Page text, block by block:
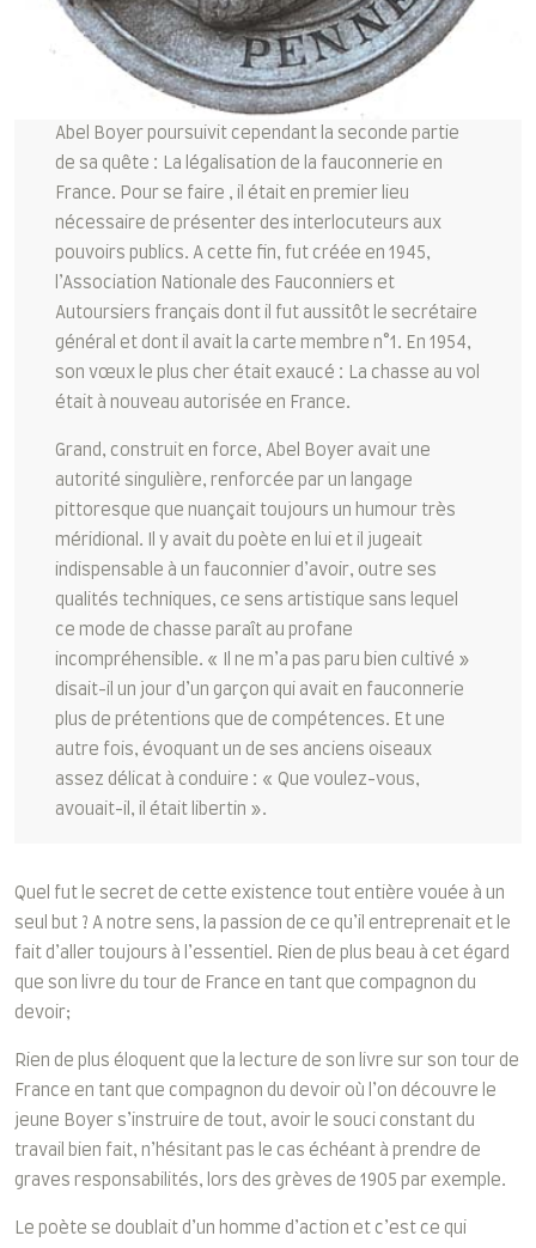
Abel Boyer poursuivit cependant la seconde partie
de sa quête : La légalisation de la fauconnerie en
France. Pour se faire , il était en premier lieu
nécessaire de présenter des interlocuteurs aux
pouvoirs publics. A cette fin, fut créée en 1945,
l’Association Nationale des Fauconniers et
Autoursiers français dont il fut aussitôt le secrétaire
général et dont il avait la carte membre n°1. En 1954,
son vœux le plus cher était exaucé : La chasse au vol
était à nouveau autorisée en France.
Grand, construit en force, Abel Boyer avait une
autorité singulière, renforcée par un langage
pittoresque que nuançait toujours un humour très
méridional. Il y avait du poète en lui et il jugeait
indispensable à un fauconnier d’avoir, outre ses
qualités techniques, ce sens artistique sans lequel
ce mode de chasse paraît au profane
incompréhensible. « Il ne m’a pas paru bien cultivé »
disait-il un jour d’un garçon qui avait en fauconnerie
plus de prétentions que de compétences. Et une
autre fois, évoquant un de ses anciens oiseaux
assez délicat à conduire : « Que voulez-vous,
avouait-il, il était libertin ».
Quel fut le secret de cette existence tout entière vouée à un
seul but ? A notre sens, la passion de ce qu’il entreprenait et le
fait d’aller toujours à l’essentiel. Rien de plus beau à cet égard
que son livre du tour de France en tant que compagnon du
devoir;
Rien de plus éloquent que la lecture de son livre sur son tour de
France en tant que compagnon du devoir où l’on découvre le
jeune Boyer s’instruire de tout, avoir le souci constant du
travail bien fait, n’hésitant pas le cas échéant à prendre de
graves responsabilités, lors des grèves de 1905 par exemple.
Le poète se doublait d’un homme d’action et c’est ce qui